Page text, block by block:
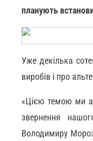
планують
Уже декілька
виробів і про
«Цією темою ми
звернення
Володимиру